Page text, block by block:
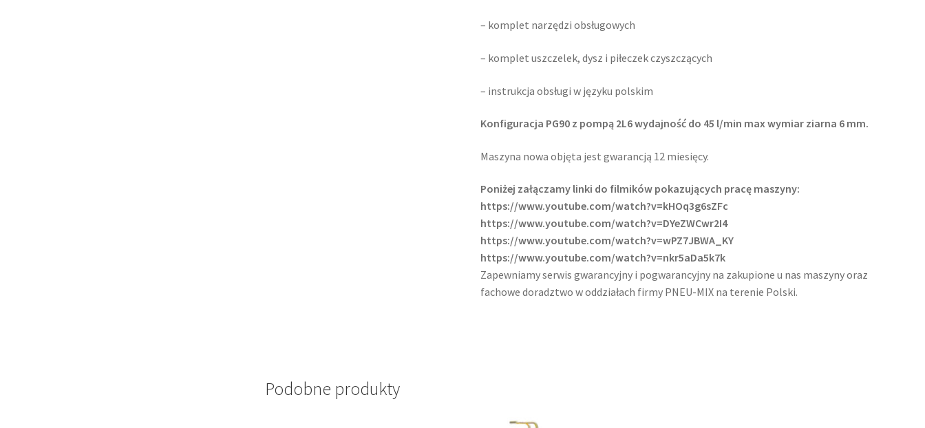
– komplet narzędzi obsługowych
– komplet uszczelek, dysz i piłeczek czyszczących
– instrukcja obsługi w języku polskim
Konfiguracja PG90 z pompą 2L6 wydajność do 45 l/min max wymiar ziarna 6 mm.
Maszyna nowa objęta jest gwarancją 12 miesięcy.
Poniżej załączamy linki do filmików pokazujących pracę maszyny:
https://www.youtube.com/watch?v=kHOq3g6sZFc
https://www.youtube.com/watch?v=DYeZWCwr2I4
https://www.youtube.com/watch?v=wPZ7JBWA_KY
https://www.youtube.com/watch?v=nkr5aDa5k7k
Zapewniamy serwis gwarancyjny i pogwarancyjny na zakupione u nas maszyny oraz
fachowe doradztwo w oddziałach firmy PNEU-MIX na terenie Polski.
Podobne produkty